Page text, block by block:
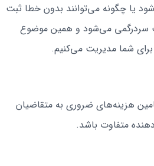
یا چگونه می‌توانند بدون خطا ثبت
سردرگمی می‌شود و همین موضوع
برای شما مدیریت می‌کنیم.
هزینه‌های ضروری به متقاضیان
متفاوت باشد.